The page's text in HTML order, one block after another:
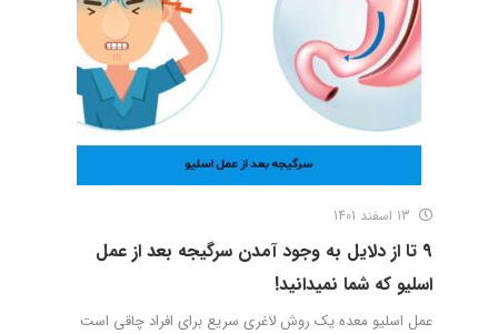
9 تا از دلایل به وجود آمدن سرگیجه بعد از عمل
اسلیو که شما نمیدانید!
عمل اسلیو معده یک روش لاغری سریع برای افراد چاقی است